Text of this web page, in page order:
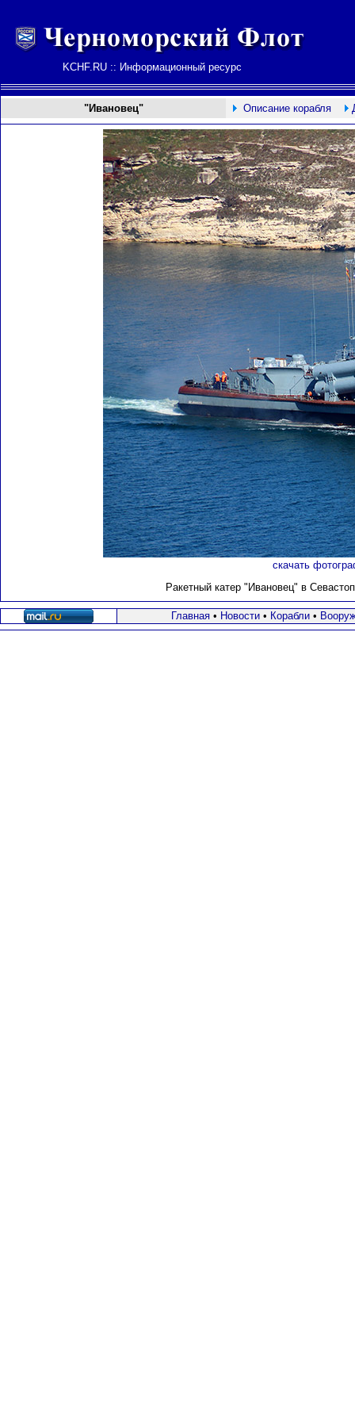
KCHF.RU :: Информационный ресурс
"Ивановец" Описание корабля
скачать
Ракетный катер "Ивановец" в
Главная• Новости• Корабли•